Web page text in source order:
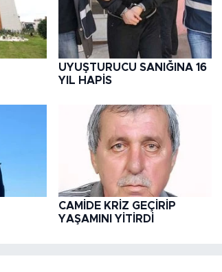
UYUŞTURUCU SANIĞINA 16
YIL HAPİS
CAMİDE KRİZ GEÇİRİP
YAŞAMINI YİTİRDİ